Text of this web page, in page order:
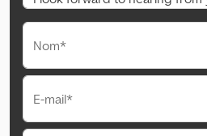
Nom*
E-mail*